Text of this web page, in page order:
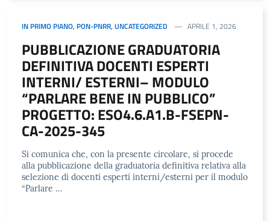
IN PRIMO PIANO, PON-PNRR, UNCATEGORIZED APRILE 1, 2026
PUBBLICAZIONE GRADUATORIA
DEFINITIVA DOCENTI ESPERTI
INTERNI/ ESTERNI– MODULO
“PARLARE BENE IN PUBBLICO”
PROGETTO: ESO4.6.A1.B-FSEPN-
CA-2025-345
Si comunica che, con la presente circolare, si procede
alla pubblicazione della graduatoria definitiva relativa alla
selezione di docenti esperti interni/esterni per il modulo
“Parlare …